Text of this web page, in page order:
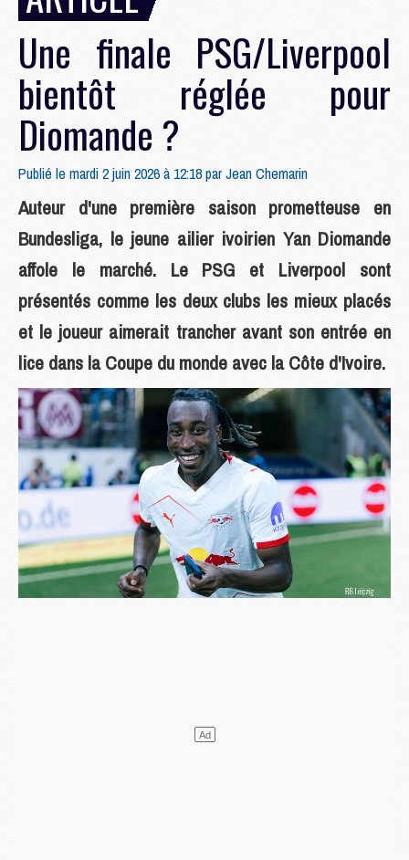
Une finale PSG/Liverpool
bientôt réglée pour
Diomande ?
Publié le mardi 2 juin 2026 à 12:18 parJean Chemarin
Auteur d'une première saison prometteuse en
Bundesliga, le jeune ailier ivoirien Yan Diomande
affole le marché. Le PSG et Liverpool sont
présentés comme les deux clubs les mieux placés
et le joueur aimerait trancher avant son entrée en
lice dans la Coupe du monde avec la Côte d'Ivoire.